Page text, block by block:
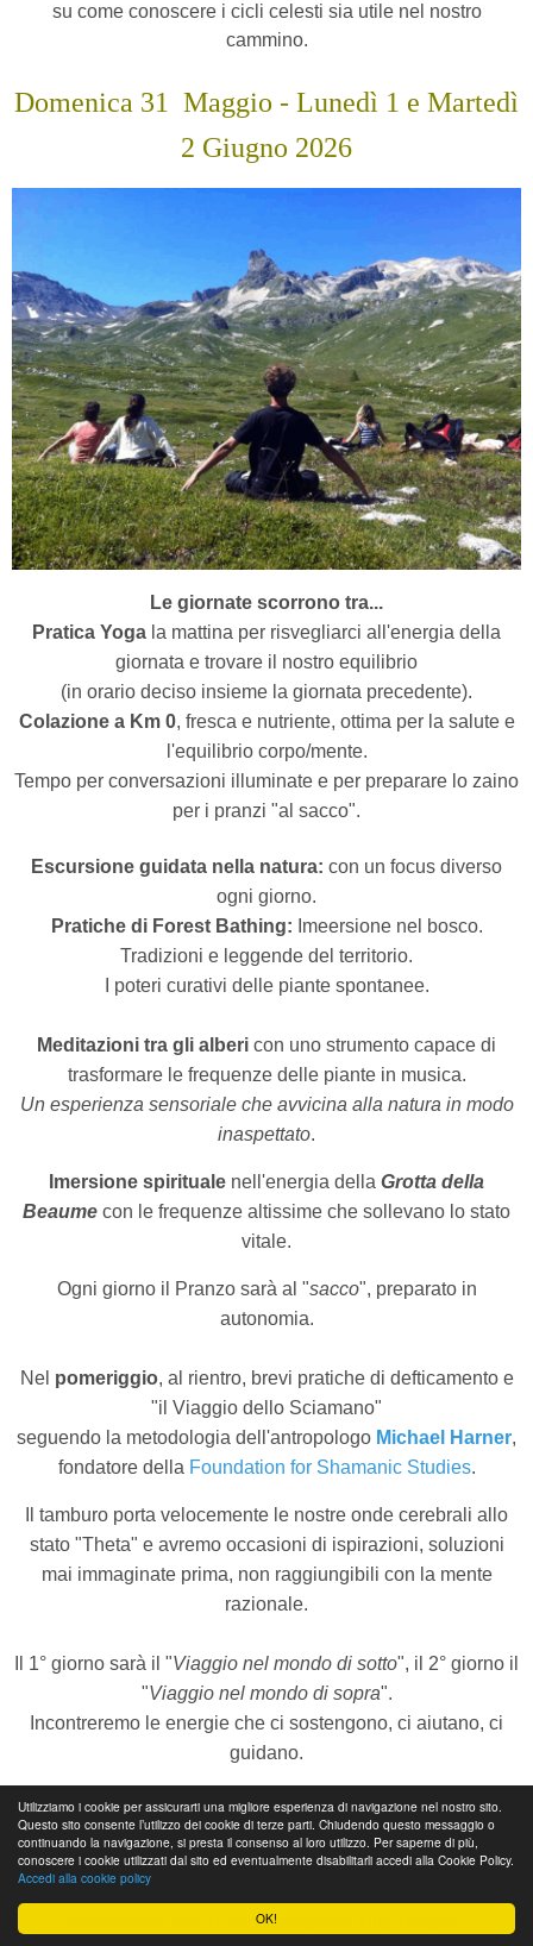
OK!
Utilizziamo i cookie per assicurarti una migliore esperienza di navigazione nel nostro sito.
Questo sito consente l’utilizzo dei cookie di terze parti. Chiudendo questo messaggio o
continuando la navigazione, si presta il consenso al loro utilizzo. Per saperne di più,
conoscere i cookie utilizzati dal sito ed eventualmente disabilitarli accedi alla Cookie Policy.
Accedi alla cookie policy
su come conoscere i cicli celesti sia utile nel nostro
cammino.
Domenica 31 Maggio - Lunedì 1 e Martedì
2 Giugno 2026
Le giornate scorrono tra...
Pratica Yoga la mattina per risvegliarci all'energia della
giornata e trovare il nostro equilibrio
(in orario deciso insieme la giornata precedente).
Colazione a Km 0, fresca e nutriente, ottima per la salute e
l'equilibrio corpo/mente.
Tempo per conversazioni illuminate e per preparare lo zaino
per i pranzi "al sacco".
Escursione guidata nella natura: con un focus diverso
ogni giorno.
Pratiche di Forest Bathing: Imeersione nel bosco.
Tradizioni e leggende del territorio.
I poteri curativi delle piante spontanee.
Meditazioni tra gli alberi con uno strumento capace di
trasformare le frequenze delle piante in musica.
Un esperienza sensoriale che avvicina alla natura in modo
inaspettato.
Imersione spirituale nell'energia della Grotta della
Beaume con le frequenze altissime che sollevano lo stato
vitale.
Ogni giorno il Pranzo sarà al "sacco", preparato in
autonomia.
Nel pomeriggio, al rientro, brevi pratiche di defticamento e
"il Viaggio dello Sciamano"
seguendo la metodologia dell'antropologo Michael Harner,
fondatore della Foundation for Shamanic Studies.
Il tamburo porta velocemente le nostre onde cerebrali allo
stato "Theta" e avremo occasioni di ispirazioni, soluzioni
mai immaginate prima, non raggiungibili con la mente
razionale.
Il 1° giorno sarà il "Viaggio nel mondo di sotto", il 2° giorno il
"Viaggio nel mondo di sopra".
Incontreremo le energie che ci sostengono, ci aiutano, ci
guidano.
Martedì 2 Giugno
Martedì 2 Giugno, nel pomeriggio costruzione dell' "Oggetto
rinnovatrice che ci accompagnerà tutta l'estate.